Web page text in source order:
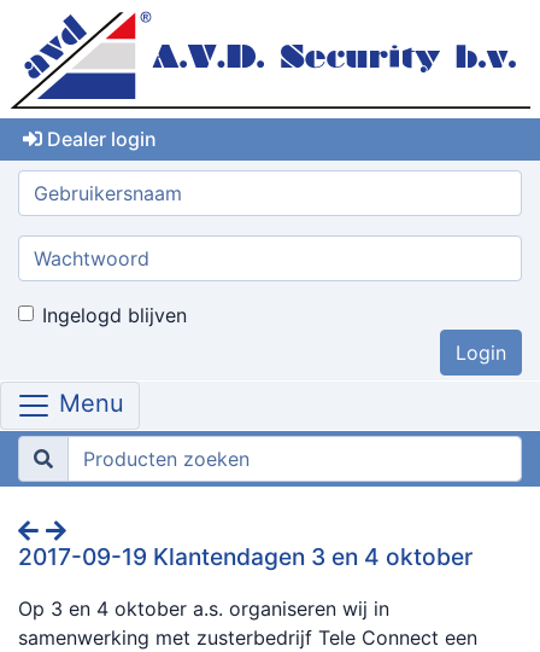
Dealer login
Gebruikersnaam:
Wachtwoord:
Ingelogd blijven
Menu
2017-09-19 Klantendagen 3 en 4 oktober
Op 3 en 4 oktober a.s. organiseren wij in
samenwerking met zusterbedrijf Tele Connect een